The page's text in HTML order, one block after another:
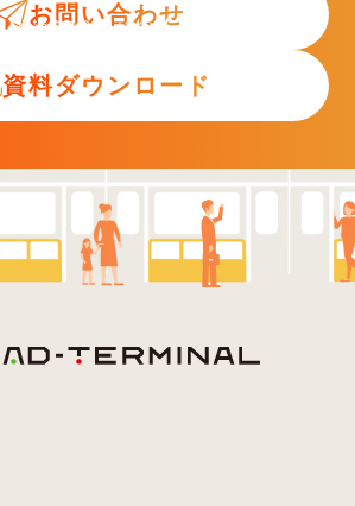
お問い合わせ
交通広告入門ガイド
資料ダウンロード